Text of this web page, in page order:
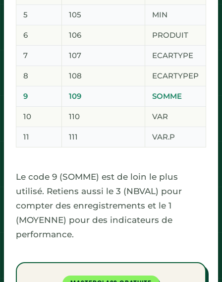
5 105 MIN
6 106 PRODUIT
7 107 ECARTYPE
8 108 ECARTYPEP
9 109 SOMME
10 110 VAR
11 111 VAR.P
Le code 9 (SOMME) est de loin le plus
utilisé. Retiens aussi le 3 (NBVAL) pour
compter des enregistrements et le 1
(MOYENNE) pour des indicateurs de
performance.